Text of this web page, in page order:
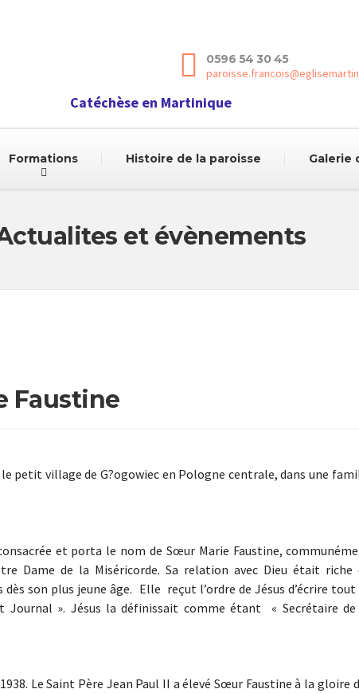
0596 54 30 45
Catéchèse en Martinique
Formations Histoire de la paroisse Galerie
et évènements
Faustine
petit village de G?ogowiec en Pologne centrale, dans une
et porta le nom de Sœur Marie Faustine,
Dame de la Miséricorde. Sa relation avec Dieu était riche
son plus jeune âge. Elle reçut l’ordre de Jésus d’écrire tout
Journal ». Jésus la définissait comme étant « Secrétaire
Le Saint Père Jean Paul II a élevé Sœur Faustine à la gloire